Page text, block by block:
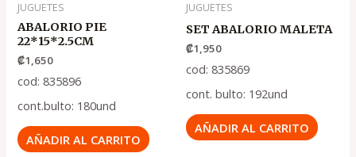
JUGUETES
ABALORIO PIE
22*15*2.5CM
₡1,650
cod: 835896
cont.bulto: 180und
AÑADIR AL CARRITO
JUGUETES
SET ABALORIO MALETA
₡1,950
cod: 835869
cont. bulto: 192und
AÑADIR AL CARRITO